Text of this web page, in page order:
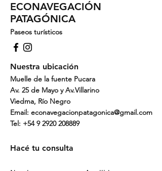
ECONAVEGACIÓN
PATAGÓNICA
Paseos turísticos
Nuestra ubicación
Muelle de la fuente Pucara
Av. 25 de Mayo y Av.Villarino
Viedma, Río Negro
Email: econavegacionpatagonica@gmail.com
Tel: +54 9 2920 208889
Hacé tu consulta